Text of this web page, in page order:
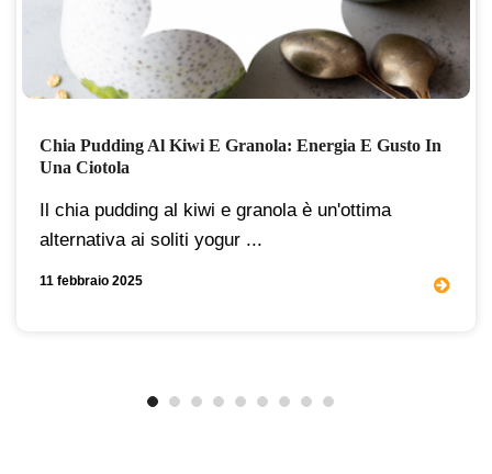
Chia Pudding Al Kiwi E Granola: Energia E Gusto In
Una Ciotola
Il chia pudding al kiwi e granola è un'ottima
alternativa ai soliti yogur ...
11 febbraio 2025